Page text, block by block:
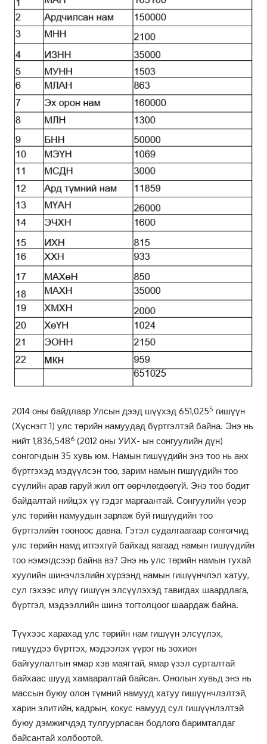
2014 оны байдлаар Улсын дээд шүүхэд 651,0255 гишүүн
(Хүснэгт 1) улс төрийн намуудад бүртгэлтэй байна. Энэ нь
нийт 1,836,5486 (2012 оны УИХ- ын сонгуулийн дүн)
сонгогчдын 35 хувь юм. Намын гишүүдийн энэ тоо нь анх
бүртгэхэд мэдүүлсэн тоо, зарим намын гишүүдийн тоо
сүүлийн арав гаруй жил огт өөрчлөгдөөгүй. Энэ тоо бодит
байдалтай нийцэх үү гэдэг маргаантай. Сонгуулийн үеэр
улс төрийн намуудын зарлаж буй гишүүдийн тоо
бүртгэлийн тооноос давна. Гэтэл судалгаагаар сонгогчид
улс төрийн намд итгэхгүй байхад яагаад намын гишүүдийн
тоо нэмэгдсээр байна вэ? Энэ нь улс төрийн намын тухай
хуулийн шинэчлэлийн хүрээнд намын гишүүнчлэл хатуу,
сул гэхээс илүү гишүүн элсүүлэхэд тавигдах шаардлага,
бүртгэл, мэдээллийн шинэ тогтолцоог шаардаж байна.
Түүхээс харахад улс төрийн нам гишүүн элсүүлэх,
гишүүдээ бүртгэх, мэдээлэх үүрэг нь зохион
байгуулалтын ямар хэв маягтай, ямар үзэл сурталтай
байхаас шууд хамааралтай байсан. Онолын хувьд энэ нь
массын буюу олон түмний намууд хатуу гишүүнчлэлтэй,
харин элитийн, кадрын, кокус намууд сул гишүүнлэлтэй
буюу дэмжигчдэд тулгуурласан бодлого баримталдаг
байсантай холбоотой.